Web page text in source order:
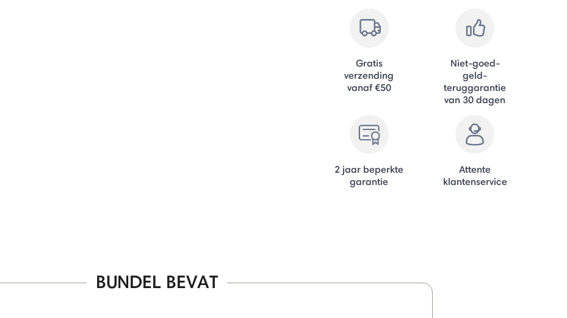
Gratis
verzending
vanaf €50
Niet-goed-
geld-
teruggarantie
van 30 dagen
2 jaar beperkte
garantie
Attente
klantenservice
BUNDEL BEVAT